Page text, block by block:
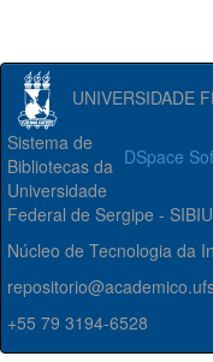
UNIVERSIDADE
DSpace
Sistema de
Bibliotecas da
Universidade
Federal de Sergipe -
Núcleo de Tecnologia da
+55 79 3194-6528